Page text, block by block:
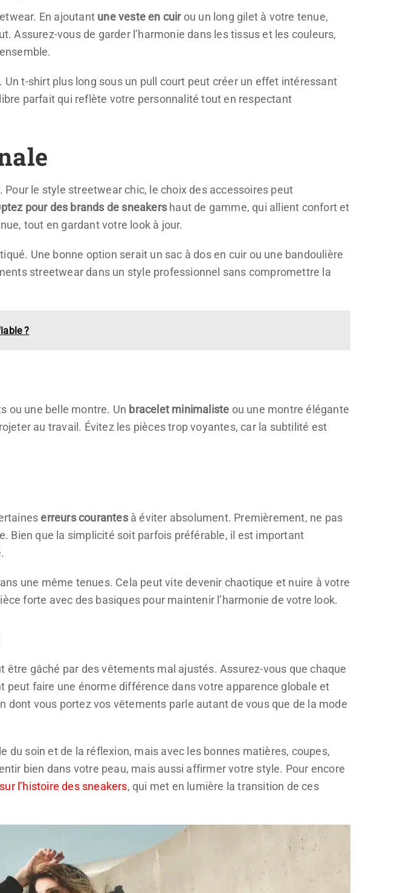
En ajoutant une veste en cuirou un long gilet à votre tenue,
Assurez-vous de garder l’harmonie dans les tissus et les couleurs,
t-shirt plus long sous un pull court peut créer un effet intéressant
parfait qui reflète votre personnalité tout en respectant
le style streetwear chic, le choix des accessoires peut
pour des brands de sneakers haut de gamme, qui allient confort et
tout en gardant votre look à jour.
Une bonne option serait un sac à dos en cuir ou une bandoulière
streetwear dans un style professionnel sans compromettre la
?
ou une belle montre. Un bracelet minimaliste ou une montre élégante
au travail. Évitez les pièces trop voyantes, car la subtilité est
erreurs courantesà éviter absolument. Premièrement, ne pas
Bien que la simplicité soit parfois préférable, il est important
une même tenues. Cela peut vite devenir chaotique et nuire à votre
forte avec des basiques pour maintenir l’harmonie de votre look.
gâché par des vêtements mal ajustés. Assurez-vous que chaque
faire une énorme différence dans votre apparence globale et
dont vous portez vos vêtements parle autant de vous que de la mode
du soin et de la réflexion, mais avec les bonnes matières, coupes,
bien dans votre peau, mais aussi affirmer votre style. Pour encore
l’histoire des sneakers, qui met en lumière la transition de ces